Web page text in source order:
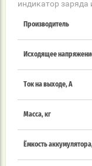
индикатор заряда
Производитель
Исходящее
Ток на выходе, А
Масса, кг
Ёмкость